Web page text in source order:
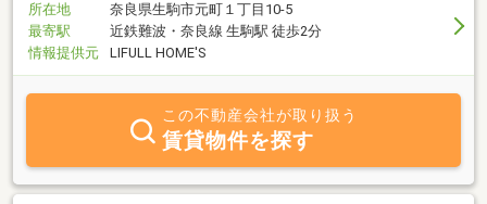
所在地
奈良県生駒市元町１丁目10-5
最寄駅
近鉄難波・奈良線 生駒駅 徒歩2分
情報提供元
LIFULL HOME'S
この不動産会社が取り扱う
賃貸物件を探す